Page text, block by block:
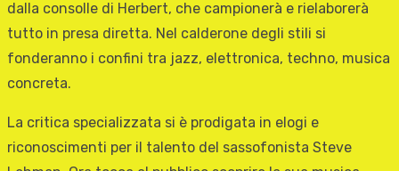
dalla consolle di Herbert, che campionerà e rielaborerà
tutto in presa diretta. Nel calderone degli stili si
fonderanno i confini tra jazz, elettronica, techno, musica
concreta.
La critica specializzata si è prodigata in elogi e
riconoscimenti per il talento del sassofonista Steve